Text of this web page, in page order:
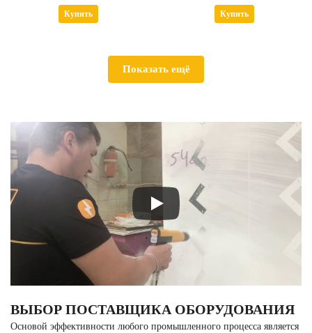
Купить Купить
Показать ещё
ВЫБОР ПОСТАВЩИКА ОБОРУДОВАНИЯ
Основой эффективности любого промышленного процесса является